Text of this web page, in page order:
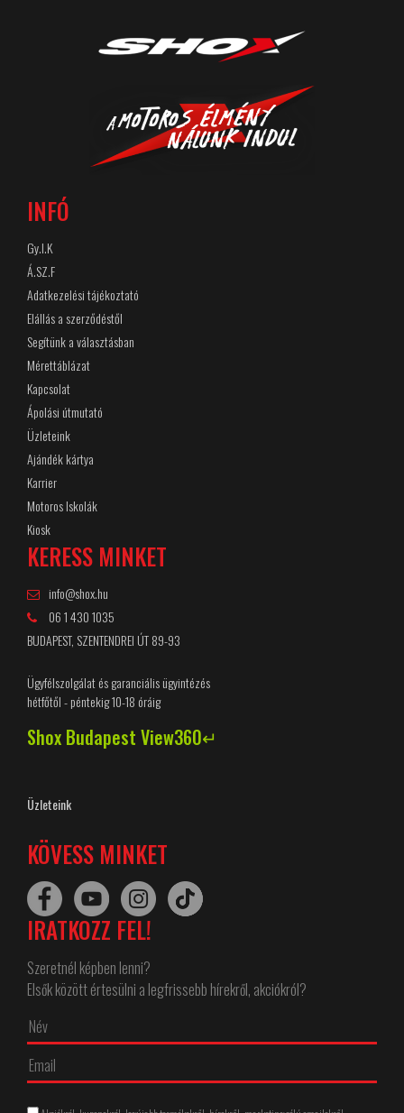
INFÓ
Gy.I.K
Á.SZ.F
Adatkezelési tájékoztató
Elállás a szerződéstől
Segítünk a választásban
Mérettáblázat
Kapcsolat
Ápolási útmutató
Üzleteink
Ajándék kártya
Karrier
Motoros Iskolák
Kiosk
KERESS MINKET
info@shox.hu
06 1 430 1035
BUDAPEST, SZENTENDREI ÚT 89-93
Ügyfélszolgálat és garanciális ügyintézés
hétfőtől - péntekig 10-18 óráig
Shox Budapest View360↵
Üzleteink
KÖVESS MINKET
IRATKOZZ FEL!
Szeretnél képben lenni?
Elsők között értesülni a legfrissebb hírekről, akciókról?